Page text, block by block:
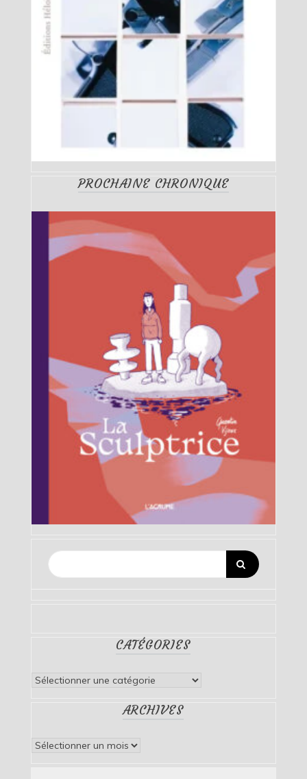
PROCHAINE CHRONIQUE
CATÉGORIES
Catégories
ARCHIVES
Archives